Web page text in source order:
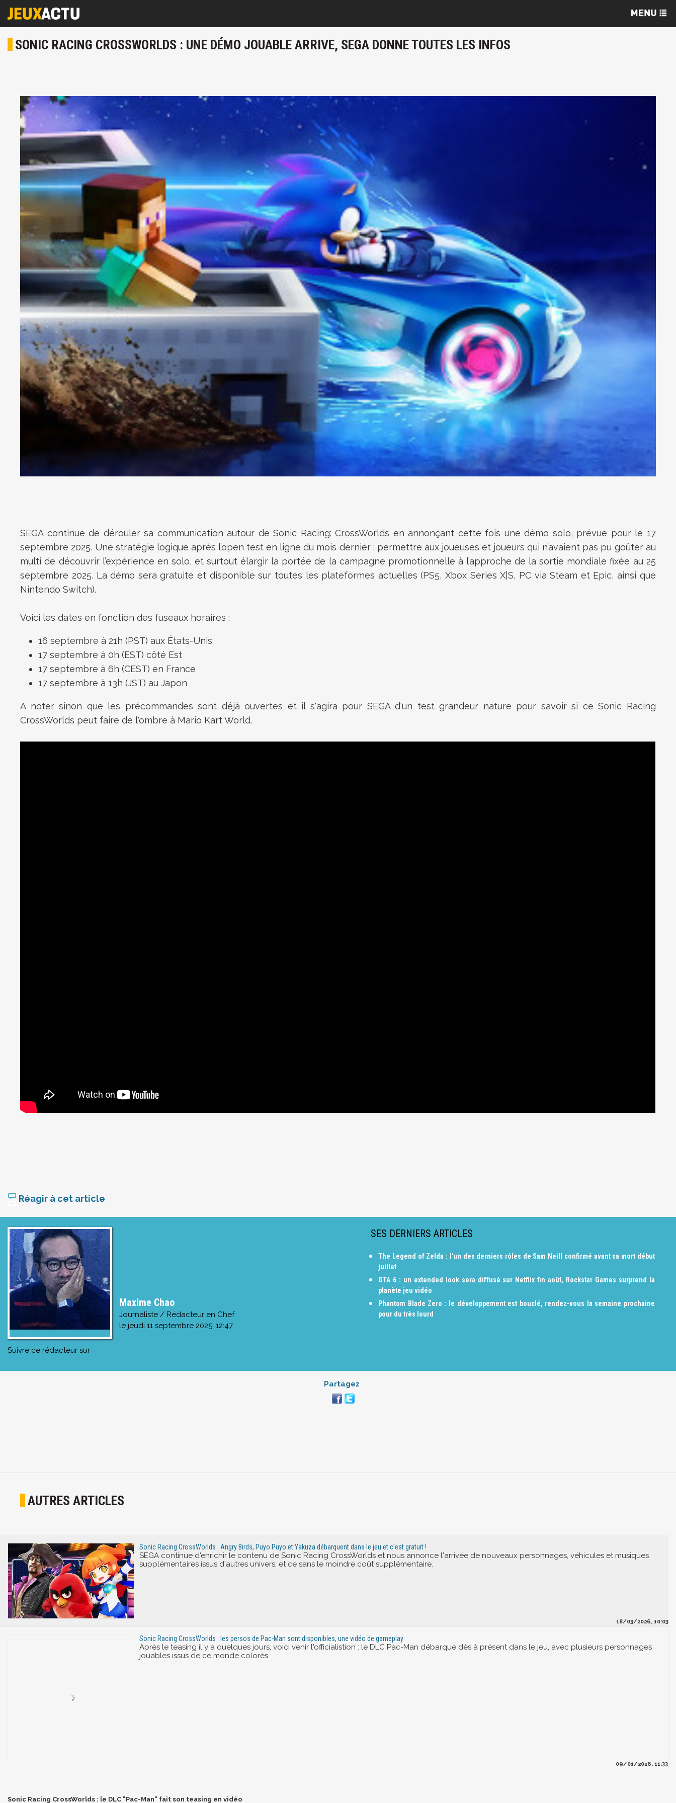
SONIC RACING CROSSWORLDS : UNE DÉMO JOUABLE ARRIVE, SEGA DONNE TOUTES LES INFOS
SEGA continue de dérouler sa communication autour de Sonic Racing: CrossWorlds en annonçant cette fois une démo solo, prévue pour le 17
septembre 2025. Une stratégie logique après l’open test en ligne du mois dernier : permettre aux joueuses et joueurs qui n’avaient pas pu goûter au
multi de découvrir l’expérience en solo, et surtout élargir la portée de la campagne promotionnelle à l’approche de la sortie mondiale fixée au 25
septembre 2025. La démo sera gratuite et disponible sur toutes les plateformes actuelles (PS5, Xbox Series X|S, PC via Steam et Epic, ainsi que
Nintendo Switch).
Voici les dates en fonction des fuseaux horaires :
16 septembre à 21h (PST) aux États-Unis
17 septembre à 0h (EST) côté Est
17 septembre à 6h (CEST) en France
17 septembre à 13h (JST) au Japon
A noter sinon que les précommandes sont déjà ouvertes et il s'agira pour SEGA d'un test grandeur nature pour savoir si ce Sonic Racing
CrossWorlds peut faire de l'ombre à Mario Kart World.
Réagir à cet article
Maxime Chao
Journaliste / Rédacteur en Chef
le jeudi 11 septembre 2025, 12:47
Suivre ce rédacteur sur
SES DERNIERS ARTICLES
The Legend of Zelda : l'un des derniers rôles de Sam Neill confirmé avant sa mort début
juillet
GTA 6 : un extended look sera diffusé sur Netflix fin août, Rockstar Games surprend la
planète jeu vidéo
Phantom Blade Zero : le développement est bouclé, rendez-vous la semaine prochaine
pour du très lourd
Partagez
AUTRES ARTICLES
Sonic Racing CrossWorlds : Angry Birds, Puyo Puyo et Yakuza débarquent dans le jeu et c'est gratuit !
SEGA continue d'enrichir le contenu de Sonic Racing CrossWorlds et nous annonce l'arrivée de nouveaux personnages, véhicules et musiques
supplémentaires issus d'autres univers, et ce sans le moindre coût supplémentaire.
18/03/2026, 10:03
Sonic Racing CrossWorlds : les persos de Pac-Man sont disponibles, une vidéo de gameplay
Après le teasing il y a quelques jours, voici venir l'officialistion : le DLC Pac-Man débarque dès à présent dans le jeu, avec plusieurs personnages
jouables issus de ce monde colorés.
09/01/2026, 11:33
Sonic Racing CrossWorlds : le DLC "Pac-Man" fait son teasing en vidéo